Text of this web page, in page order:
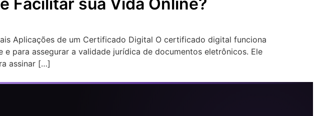
Facilitar sua Vida Online?
Aplicações de um Certificado Digital O certificado digital funciona
para assegurar a validade jurídica de documentos eletrônicos. Ele
assinar […]